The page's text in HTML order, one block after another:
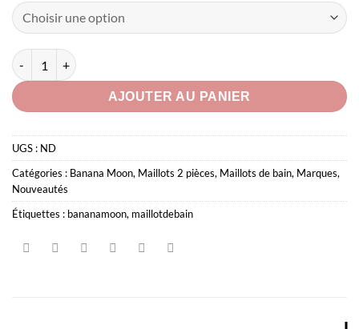
quantité de Maillot de bain deux pièces triangle Yingyang
AJOUTER AU PANIER
UGS : ND
Catégories : Banana Moon, Maillots 2 pièces, Maillots de bain, Marques,
Nouveautés
Étiquettes : bananamoon, maillotdebain